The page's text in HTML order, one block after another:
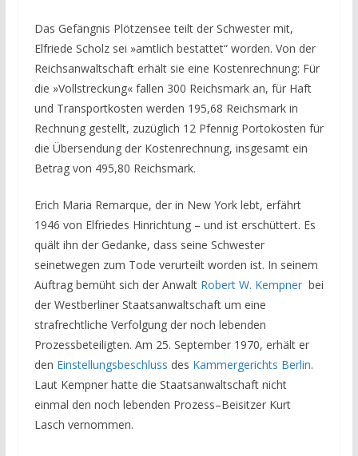
Das Gefängnis Plötzensee teilt der Schwester mit,
Elfriede Scholz sei »amtlich bestattet“ worden. Von der
Reichsanwaltschaft erhält sie eine Kostenrechnung: Für
die »Vollstreckung« fallen 300 Reichsmark an, für Haft
und Transportkosten werden 195,68 Reichsmark in
Rechnung gestellt, zuzüglich 12 Pfennig Portokosten für
die Übersendung der Kostenrechnung, insgesamt ein
Betrag von 495,80 Reichsmark.
Erich Maria Remarque, der in New York lebt, erfährt
1946 von Elfriedes Hinrichtung – und ist erschüttert. Es
quält ihn der Gedanke, dass seine Schwester
seinetwegen zum Tode verurteilt worden ist. In seinem
Auftrag bemüht sich der Anwalt Robert W. Kempnerbei
der Westberliner Staatsanwaltschaft um eine
strafrechtliche Verfolgung der noch lebenden
Prozessbeteiligten. Am 25. September 1970, erhält er
den Einstellungsbeschluss des Kammergerichts Berlin.
Laut Kempner hatte die Staatsanwaltschaft nicht
einmal den noch lebenden Prozess–Beisitzer Kurt
Lasch vernommen.